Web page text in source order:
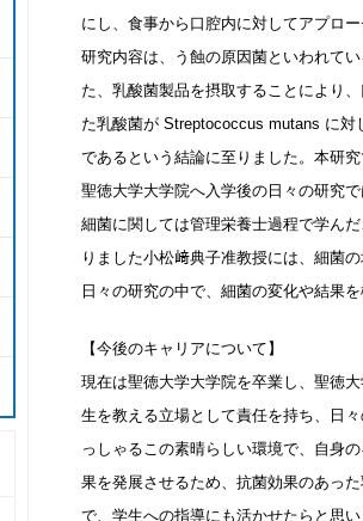
にし、食事から口腔内に対してアプロ
研究内容は、う蝕の原因菌といわれて
た、乳酸菌製品を摂取することにより
た乳酸菌が Streptococcus mutans に
であるという結論に至りました。本研
聖徳大学大学院へ入学後の日々の研究
細菌に関しては管理栄養士過程で学ん
りました小松﨑典子准教授には、細菌
日々の研究の中で、細菌の変化や結果
【今後のキャリアについて】
現在は聖徳大学大学院を卒業し、聖徳
生を教える立場として責任を持ち、日
っしゃるこの素晴らしい環境で、自身
果を発展させるため、抗菌効果のあっ
で、学生への指導にも活かせたらと思